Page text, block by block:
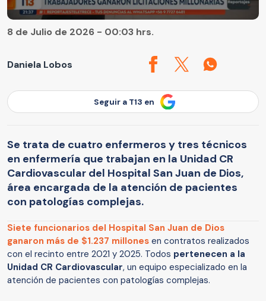
Daniela Lobos
8 de Julio de 2026 - 00:03 hrs.
Seguir a T13 en
Se trata de cuatro enfermeros y tres técnicos
en enfermería que trabajan en la Unidad CR
Cardiovascular del Hospital San Juan de Dios,
área encargada de la atención de pacientes
con patologías complejas.
Siete funcionarios del Hospital San Juan de Dios
ganaron más de $1.237 millones en contratos realizados
con el recinto entre 2021 y 2025. Todos pertenecen a la
Unidad CR Cardiovascular, un equipo especializado en la
atención de pacientes con patologías complejas.